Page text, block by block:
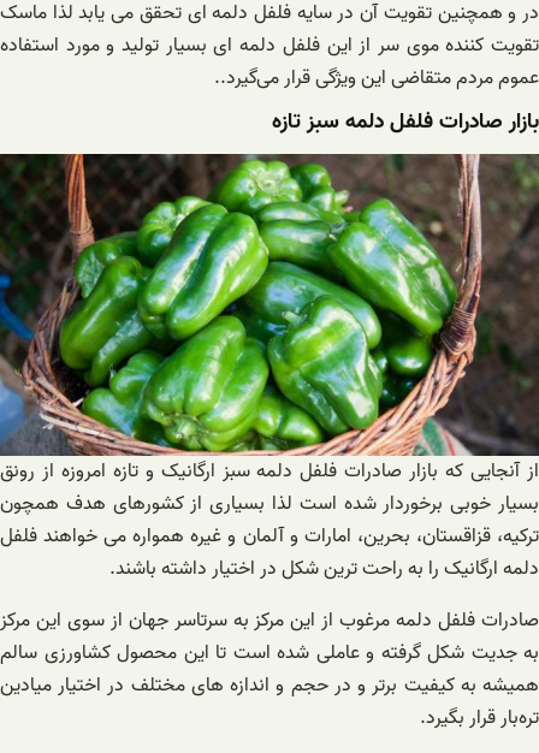
در و همچنین تقویت آن در سایه فلفل دلمه ای تحقق می یابد لذا ماسک
تقویت کننده موی سر از این فلفل دلمه ای بسیار تولید و مورد استفاده
عموم مردم متقاضی این ویژگی قرار می‌گیرد..
بازار صادرات فلفل دلمه سبز تازه
از آنجایی که بازار صادرات فلفل دلمه سبز ارگانیک و تازه امروزه از رونق
بسیار خوبی برخوردار شده است لذا بسیاری از کشورهای هدف همچون
ترکیه، قزاقستان، بحرین، امارات و آلمان و غیره همواره می خواهند فلفل
دلمه ارگانیک را به راحت ترین شکل در اختیار داشته باشند.
صادرات فلفل دلمه مرغوب از این مرکز به سرتاسر جهان از سوی این مرکز
به جدیت شکل گرفته و عاملی شده است تا این محصول کشاورزی سالم
همیشه به کیفیت برتر و در حجم و اندازه های مختلف در اختیار میادین
تره‌بار قرار بگیرد.